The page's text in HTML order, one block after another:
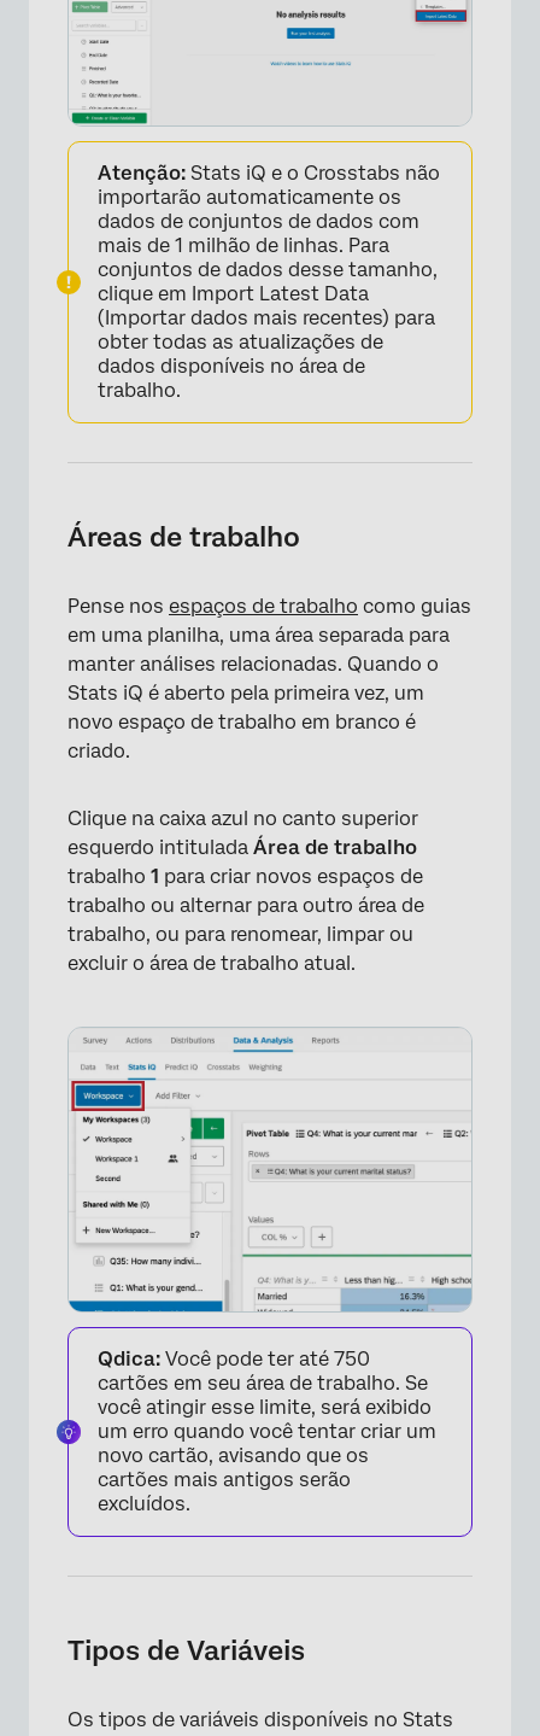
×
Atenção: Stats iQ e o Crosstabs não
importarão automaticamente os
dados de conjuntos de dados com
mais de 1 milhão de linhas. Para
conjuntos de dados desse tamanho,
clique em Import Latest Data
(Importar dados mais recentes) para
obter todas as atualizações de
dados disponíveis no área de
trabalho.
Áreas de trabalho
Pense nos espaços de trabalho como guias
em uma planilha, uma área separada para
manter análises relacionadas. Quando o
Stats iQ é aberto pela primeira vez, um
novo espaço de trabalho em branco é
criado.
Clique na caixa azul no canto superior
esquerdo intitulada Área de trabalho
trabalho 1 para criar novos espaços de
trabalho ou alternar para outro área de
trabalho, ou para renomear, limpar ou
excluir o área de trabalho atual.
Qdica: Você pode ter até 750
cartões em seu área de trabalho. Se
você atingir esse limite, será exibido
um erro quando você tentar criar um
novo cartão, avisando que os
cartões mais antigos serão
excluídos.
Tipos de Variáveis
Os tipos de variáveis disponíveis no Stats